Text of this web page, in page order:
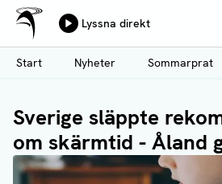
Hoppa
till
huvudinnehåll
Ålands Radio & TV
Lyssna direkt
Start
Nyheter Sommarprat
Sverige släppte
om skärmtid - Åland